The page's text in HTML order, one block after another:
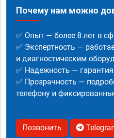
Почему нам можно
✅ Опыт — более 8 лет в
✅ Экспертность —
и диагностическим
✅ Надежность —
✅ Прозрачность —
телефону и
Позвонить